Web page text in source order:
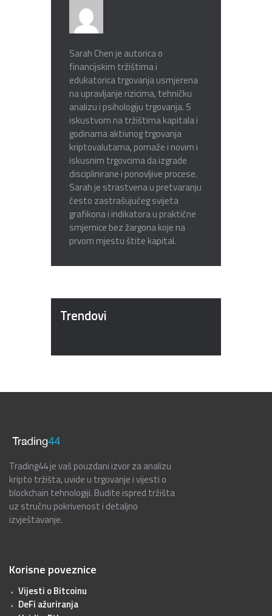
Sarah Chen je autorica o
financijskim tržištima i
edukatorica trgovanja usmjerena
na upravljanje rizicima, tehničku
analizu i psihologiju trgovanja. S
iskustvom na tržištima kapitala i
godinama aktivnog trgovanja
kriptovalutama, pomaže i novim i
iskusnim trgovcima da izgrade
disciplinirane i ponovljive procese.
Sarah je strastvena u pretvaranju
često zastrašujućeg svijeta
grafikona i indikatora u praktične
smjernice bez žargona koje na
prvom mjestu štite kapital.
Trendovi
Trading44 je vaš pouzdani izvor za analizu
kripto tržišta, uvide u trgovanje i vijesti o
blockchain tehnologiji. Budite ispred tržišta
uz stručnu pokrivenost i detaljno
izvještavanje.
Korisne poveznice
Vijesti o Bitcoinu
DeFi ažuriranja